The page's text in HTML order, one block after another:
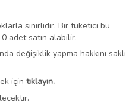
sınırlıdır. Bir tüketici bu
adet satın alabilir.
değişiklik yapma hakkını saklı
için tıklayın.